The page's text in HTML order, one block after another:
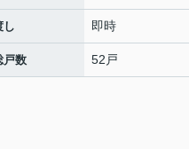
し 即時
戸数 52戸